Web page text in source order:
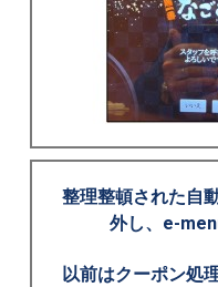
整理整頓された自
外し、e-
以前はクーポン処